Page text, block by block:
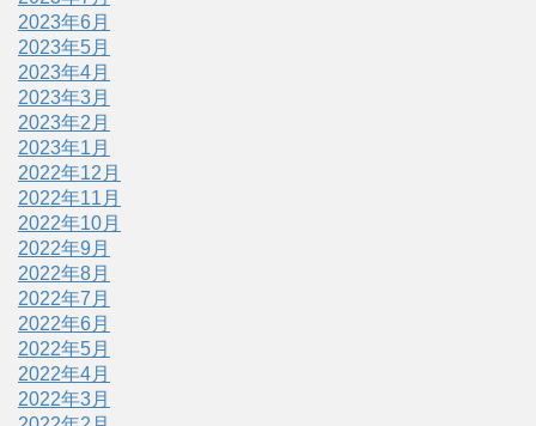
2023年6月
2023年5月
2023年4月
2023年3月
2023年2月
2023年1月
2022年12月
2022年11月
2022年10月
2022年9月
2022年8月
2022年7月
2022年6月
2022年5月
2022年4月
2022年3月